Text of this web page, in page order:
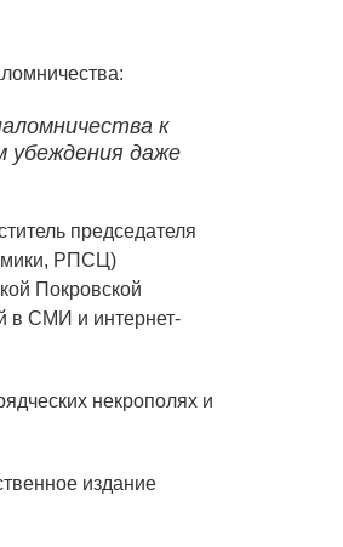
к
даже
председателя
РПСЦ)
Покровской
в СМИ и интернет-
некрополях и
издание